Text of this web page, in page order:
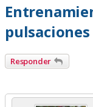
Responder